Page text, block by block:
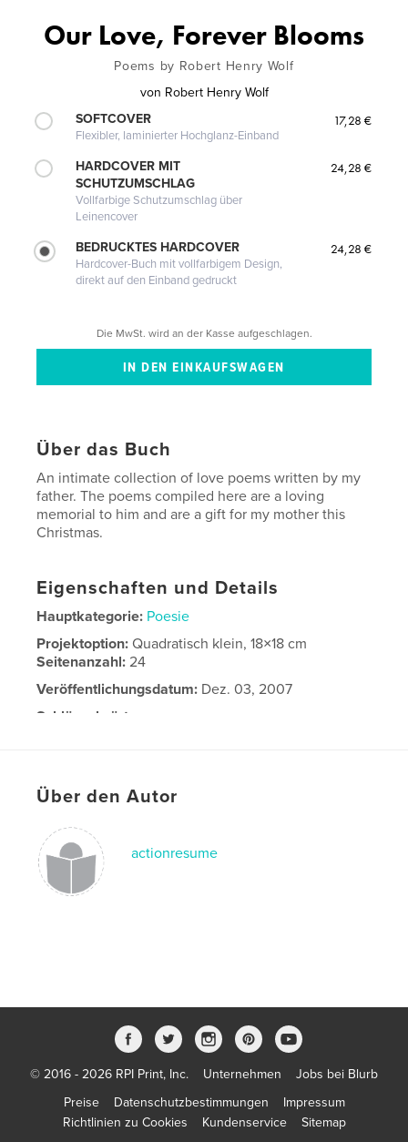
Our Love, Forever Blooms
Poems by Robert Henry Wolf
von Robert Henry Wolf
SOFTCOVER
Flexibler, laminierter Hochglanz-Einband
17,28 €
HARDCOVER MIT
SCHUTZUMSCHLAG
Vollfarbige Schutzumschlag über
Leinencover
24,28 €
BEDRUCKTES HARDCOVER
Hardcover-Buch mit vollfarbigem Design,
direkt auf den Einband gedruckt
24,28 €
Die MwSt. wird an der Kasse aufgeschlagen.
Über das Buch
An intimate collection of love poems written by my
father. The poems compiled here are a loving
memorial to him and are a gift for my mother this
Christmas.
Eigenschaften und Details
Hauptkategorie: Poesie
Projektoption:Quadratisch klein, 18×18 cm
Seitenanzahl:24
Veröffentlichungsdatum: Dez. 03, 2007
Schlüsselwörter
Über den Autor
actionresume
© 2016 - 2026 RPI Print, Inc. Unternehmen
Jobs bei Blurb
Preise
Datenschutzbestimmungen
Impressum
Richtlinien zu Cookies
Kundenservice Sitemap